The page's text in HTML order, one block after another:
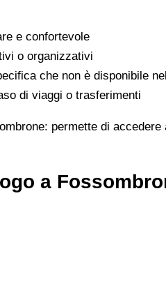
e confortevole
o organizzativi
che non è disponibile
di viaggi o trasferimenti
permette di
a